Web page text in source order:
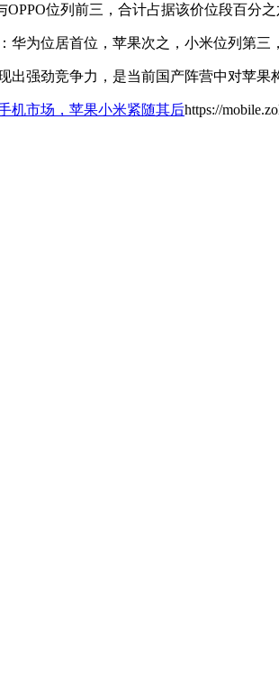
位列前三，合计占据该价位段百分之
为位居首位，苹果次之，小米位列第三
强劲竞争力，是当前国产阵营中对苹果
机市场，苹果小米紧随其后https://